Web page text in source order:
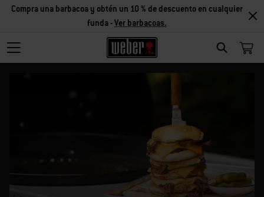
SEARCH
Compra una barbacoa y obtén un 10 % de descuento en cualquier
funda -Ver barbacoas.